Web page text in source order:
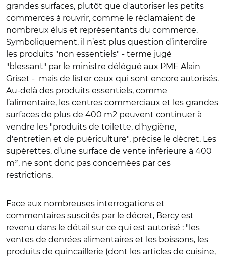
grandes surfaces, plutôt que d'autoriser les petits
commerces à rouvrir, comme le réclamaient de
nombreux élus et représentants du commerce.
Symboliquement, il n’est plus question d’interdire
les produits "non essentiels" - terme jugé
"blessant" par le ministre délégué aux PME Alain
Griset - mais de lister ceux qui sont encore autorisés.
Au-delà des produits essentiels, comme
l’alimentaire, les centres commerciaux et les grandes
surfaces de plus de 400 m2 peuvent continuer à
vendre les "produits de toilette, d'hygiène,
d'entretien et de puériculture", précise le décret. Les
supérettes, d’une surface de vente inférieure à 400
m², ne sont donc pas concernées par ces
restrictions.
Face aux nombreuses interrogations et
commentaires suscités par le décret, Bercy est
revenu dans le détail sur ce qui est autorisé : "les
ventes de denrées alimentaires et les boissons, les
produits de quincaillerie (dont les articles de cuisine,